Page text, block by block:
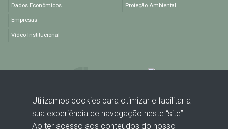
Utilizamos cookies para otimizar e facilitar a
sua experiência de navegação neste “site”.
Ao ter acesso aos conteúdos do nosso
Dados Econômicos Proteção Ambiental
Empresas
Vídeo Institucional
Rodovia BA 512, KM 1,5 - Polo Industrial de Camaçari - Camaçari -